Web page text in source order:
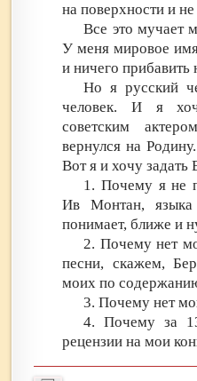
на поверхности и не
Все это мучает
У меня мировое
и ничего прибавить
Но я русский
человек. И я
советским
вернулся на
Вот я и хочу
1. Почему я не
Ив Монтан, языка
понимает, ближе и
2. Почему нет
песни, скажем,
моих по
3. Почему нет
4. Почему за
рецензии на мои